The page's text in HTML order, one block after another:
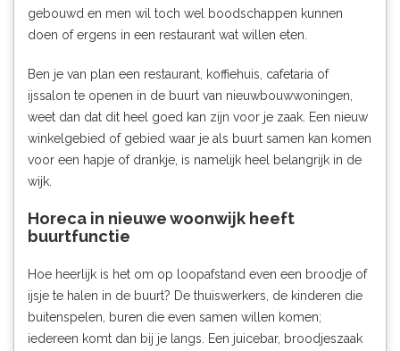
gebouwd en men wil toch wel boodschappen kunnen
doen of ergens in een restaurant wat willen eten.
Ben je van plan een restaurant, koffiehuis, cafetaria of
ijssalon te openen in de buurt van nieuwbouwwoningen,
weet dan dat dit heel goed kan zijn voor je zaak. Een nieuw
winkelgebied of gebied waar je als buurt samen kan komen
voor een hapje of drankje, is namelijk heel belangrijk in de
wijk.
Horeca in nieuwe woonwijk heeft
buurtfunctie
Hoe heerlijk is het om op loopafstand even een broodje of
ijsje te halen in de buurt? De thuiswerkers, de kinderen die
buitenspelen, buren die even samen willen komen;
iedereen komt dan bij je langs. Een juicebar, broodjeszaak